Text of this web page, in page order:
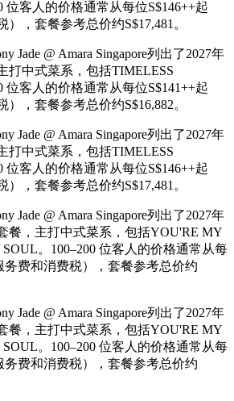
位客人的价格通常从每位S$146++起
），套餐参考总价约S$17,481。
Jade @ Amara Singapore列出了2027年
打中式菜系，包括TIMELESS
位客人的价格通常从每位S$141++起
），套餐参考总价约S$16,882。
Jade @ Amara Singapore列出了2027年
打中式菜系，包括TIMELESS
位客人的价格通常从每位S$146++起
），套餐参考总价约S$17,481。
Jade @ Amara Singapore列出了2027年
餐，主打中式菜系，包括YOU'RE MY
。100–200 位客人的价格通常从每
务费和消费税），套餐参考总价约
Jade @ Amara Singapore列出了2027年
餐，主打中式菜系，包括YOU'RE MY
。100–200 位客人的价格通常从每
务费和消费税），套餐参考总价约